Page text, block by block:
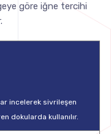
göre iğne tercihi
incelerek sivrileşen
dokularda kullanılır.